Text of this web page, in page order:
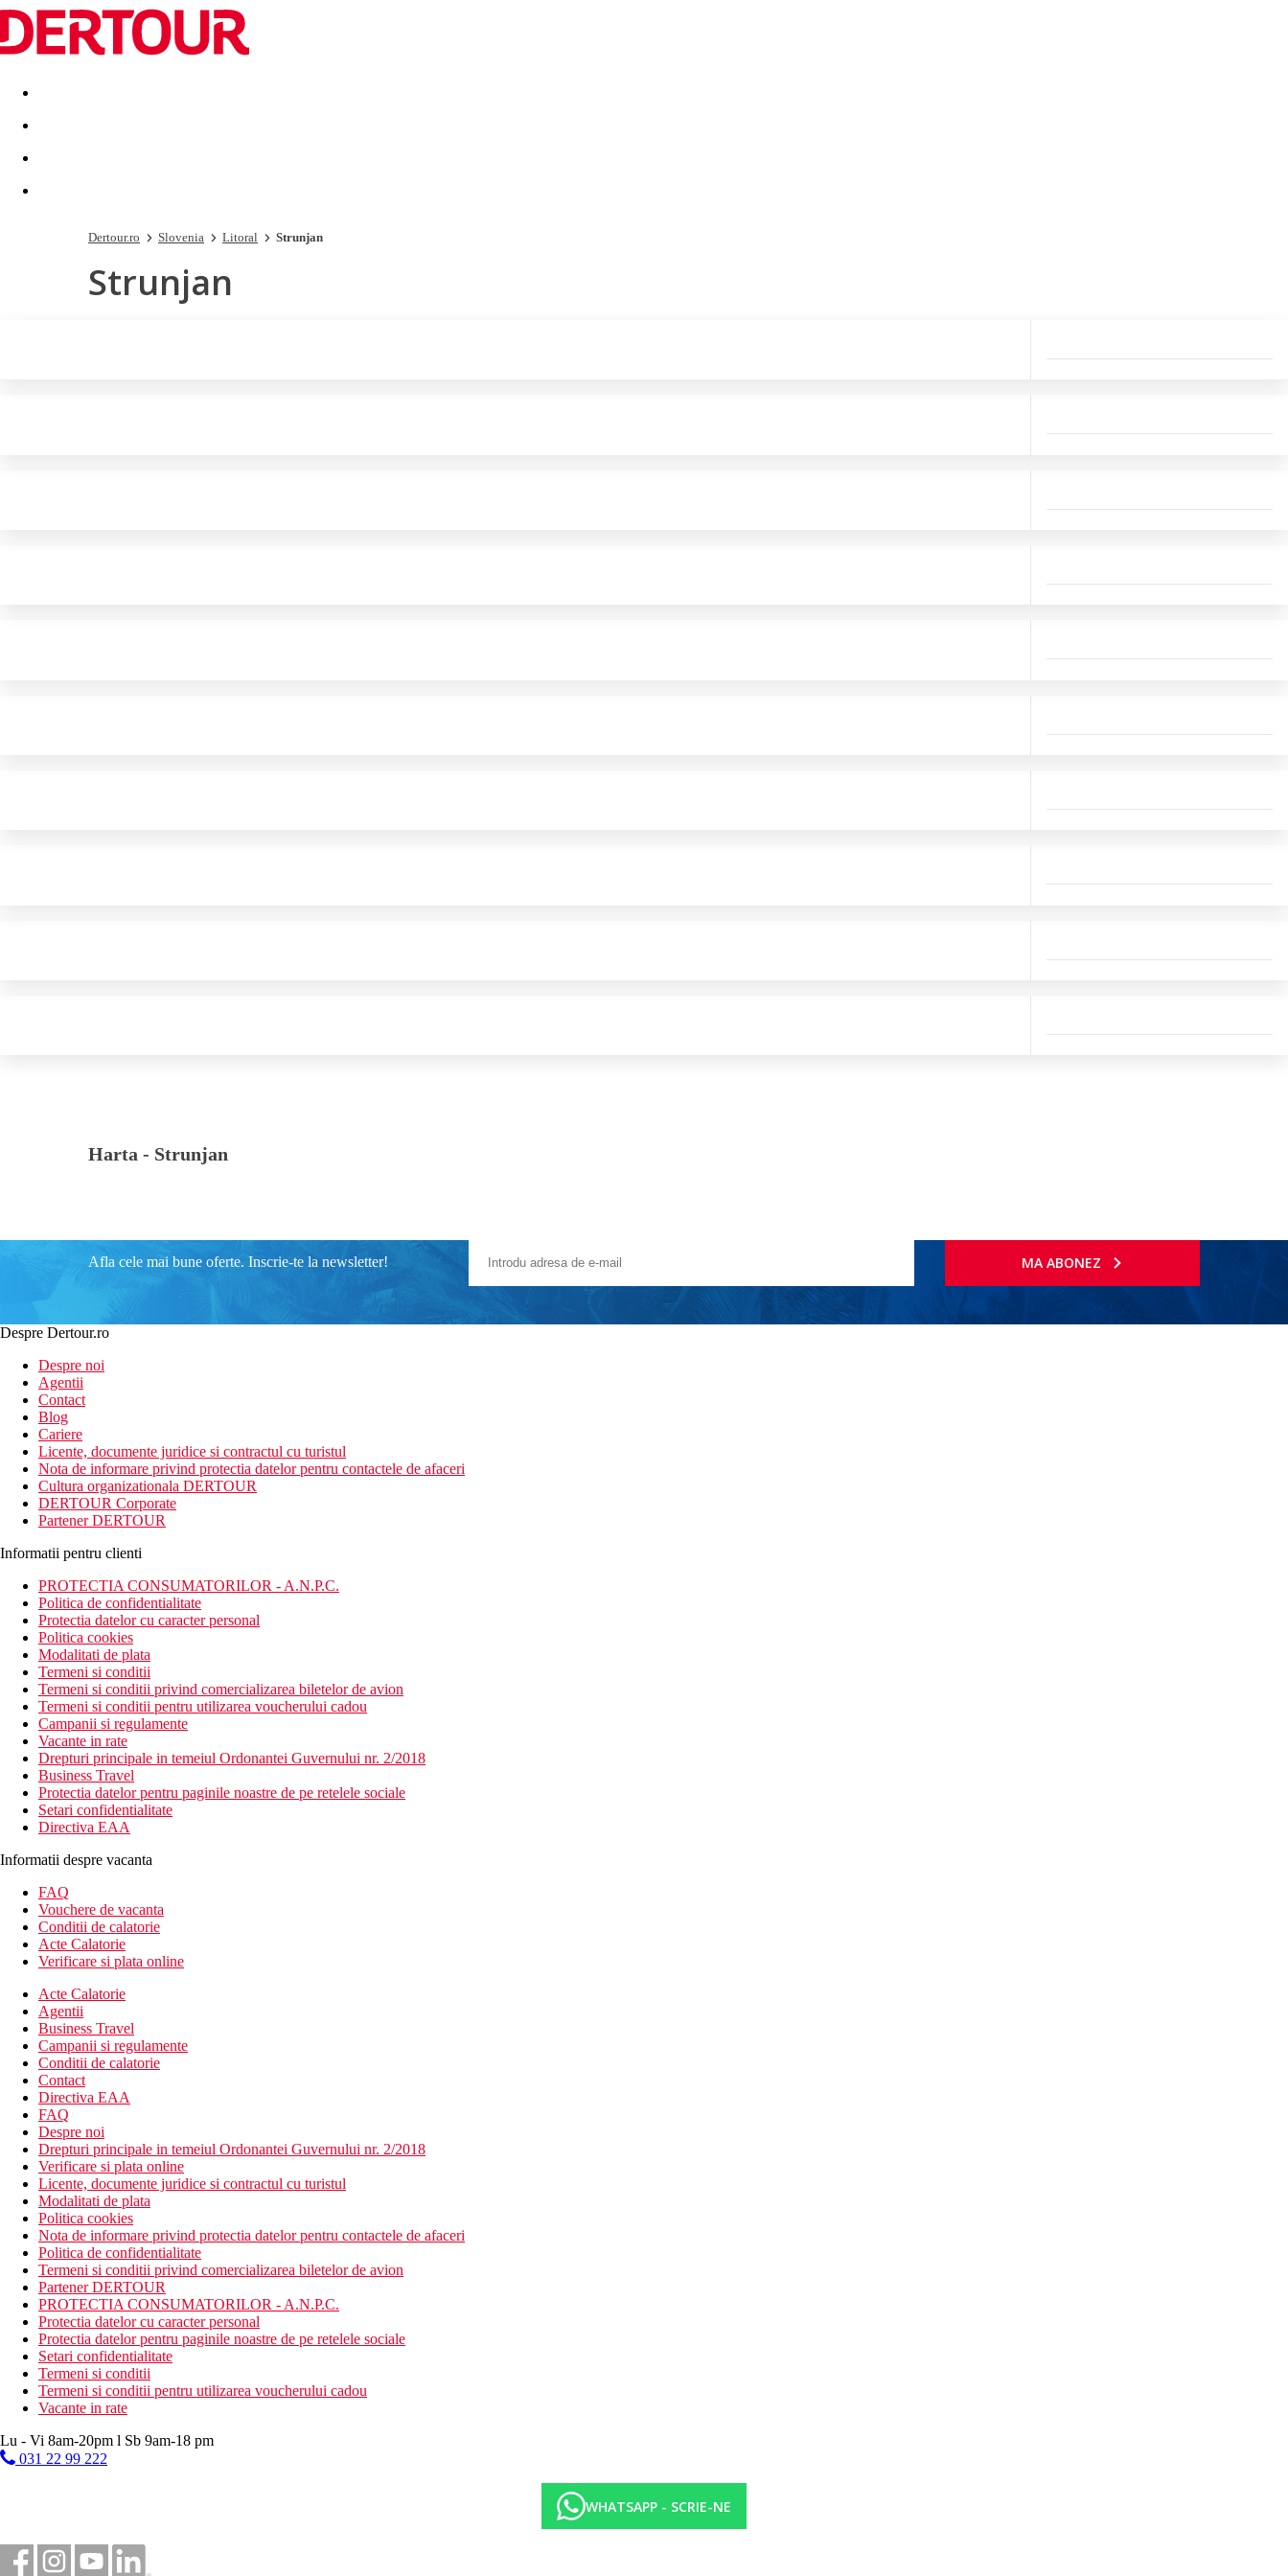
Destinatii Vacanta perfecta OFERTE DE NERATAT
Dertour.ro Slovenia Litoral Strunjan
Strunjan
Harta - Strunjan
Afla cele mai bune oferte. Inscrie-te la newsletter! MA ABONEZ
Despre Dertour.ro
Despre noi
Agentii
Contact
Blog
Cariere
Licente, documente juridice si contractul cu turistul
Nota de informare privind protectia datelor pentru contactele de afaceri
Cultura organizationala DERTOUR
DERTOUR Corporate
Partener DERTOUR
Informatii pentru clienti
PROTECTIA CONSUMATORILOR - A.N.P.C.
Politica de confidentialitate
Protectia datelor cu caracter personal
Politica cookies
Modalitati de plata
Termeni si conditii
Termeni si conditii privind comercializarea biletelor de avion
Termeni si conditii pentru utilizarea voucherului cadou
Campanii si regulamente
Vacante in rate
Drepturi principale in temeiul Ordonantei Guvernului nr. 2/2018
Business Travel
Protectia datelor pentru paginile noastre de pe retelele sociale
Setari confidentialitate
Directiva EAA
Informatii despre vacanta
FAQ
Vouchere de vacanta
Conditii de calatorie
Acte Calatorie
Verificare si plata online
Acte Calatorie
Agentii
Business Travel
Campanii si regulamente
Conditii de calatorie
Contact
Directiva EAA
FAQ
Despre noi
Drepturi principale in temeiul Ordonantei Guvernului nr. 2/2018
Verificare si plata online
Licente, documente juridice si contractul cu turistul
Modalitati de plata
Politica cookies
Nota de informare privind protectia datelor pentru contactele de afaceri
Politica de confidentialitate
Termeni si conditii privind comercializarea biletelor de avion
Partener DERTOUR
PROTECTIA CONSUMATORILOR - A.N.P.C.
Protectia datelor cu caracter personal
Protectia datelor pentru paginile noastre de pe retelele sociale
Setari confidentialitate
Termeni si conditii
Termeni si conditii pentru utilizarea voucherului cadou
Vacante in rate
Lu - Vi 8am-20pm l Sb 9am-18 pm
031 22 99 222
WHATSAPP - SCRIE-NE